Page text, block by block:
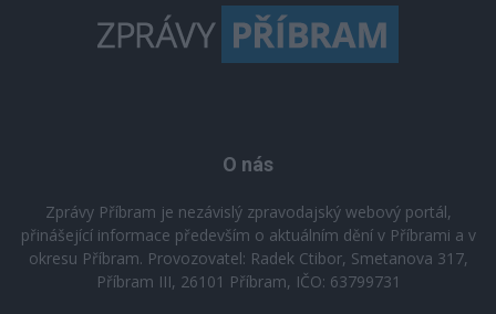
O nás
Zprávy Příbram je nezávislý zpravodajský webový portál,
přinášející informace především o aktuálním dění v Příbrami a v
okresu Příbram. Provozovatel: Radek Ctibor, Smetanova 317,
Příbram III, 26101 Příbram, IČO: 63799731